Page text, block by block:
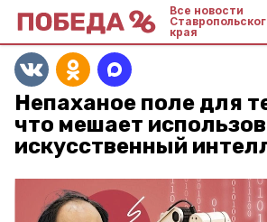
Все новости
края
Непаханое поле для
что мешает
искусственный